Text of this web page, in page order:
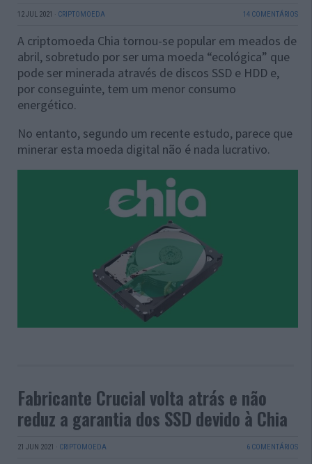
12 JUL 2021 · CRIPTOMOEDA 14 COMENTÁRIOS
A criptomoeda Chia tornou-se popular em meados de
abril, sobretudo por ser uma moeda “ecológica” que
pode ser minerada através de discos SSD e HDD e,
por conseguinte, tem um menor consumo
energético.
No entanto, segundo um recente estudo, parece que
minerar esta moeda digital não é nada lucrativo.
Fabricante Crucial volta atrás e não
reduz a garantia dos SSD devido à Chia
21 JUN 2021 · CRIPTOMOEDA 6 COMENTÁRIOS